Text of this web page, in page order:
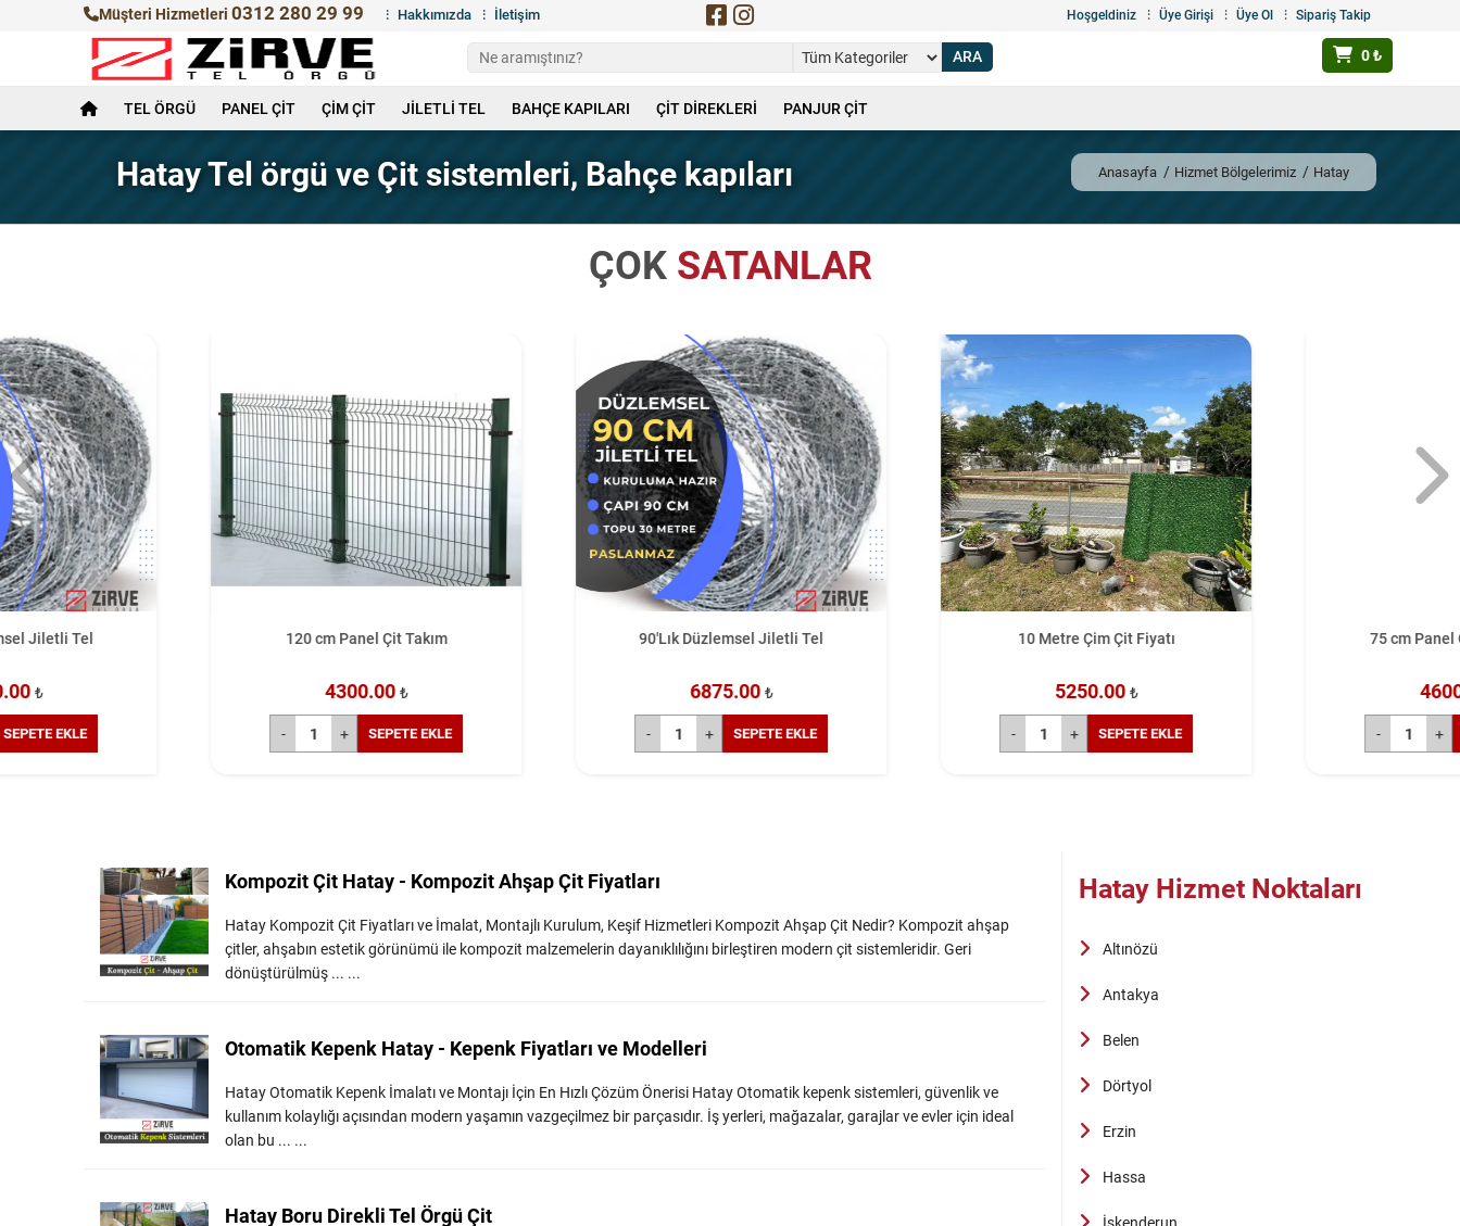
Müşteri Hizmetleri 0312 280 29 99 Hakkımızda İletişim Hoşgeldiniz Üye Girişi Üye Ol Sipariş Takip
0 ₺
TEL ÖRGÜ PANEL ÇİT ÇİM ÇİT JİLETLİ TEL BAHÇE KAPILARI ÇİT DİREKLERİ PANJUR ÇİT
Anasayfa Hizmet Bölgelerimiz Hatay
Hatay Tel örgü ve Çit sistemleri, Bahçe kapıları
ÇOK SATANLAR
90'Lık Düzlemsel Jiletli Tel
Kompozit Çit Hatay - Kompozit Ahşap Çit Fiyatları
Hatay Kompozit Çit Fiyatları ve İmalat, Montajlı Kurulum, Keşif Hizmetleri Kompozit Ahşap Çit Nedir? Kompozit ahşap
çitler, ahşabın estetik görünümü ile kompozit malzemelerin dayanıklılığını birleştiren modern çit sistemleridir. Geri
dönüştürülmüş ... ...
Otomatik Kepenk Hatay - Kepenk Fiyatları ve Modelleri
Hatay Otomatik Kepenk İmalatı ve Montajı İçin En Hızlı Çözüm Önerisi Hatay Otomatik kepenk sistemleri, güvenlik ve
kullanım kolaylığı açısından modern yaşamın vazgeçilmez bir parçasıdır. İş yerleri, mağazalar, garajlar ve evler için ideal
olan bu ... ...
Hatay Boru Direkli Tel Örgü Çit
Hatay Hizmet Noktaları
Altınözü
Antakya
Belen
Dörtyol
Erzin
Hassa